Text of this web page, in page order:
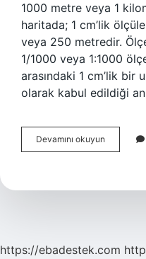
1000 metre veya 1
haritada; 1 cm’lik
veya 250 metredir.
1/1000 veya 1:1000
arasındaki 1 cm’lik bir
olarak kabul edildiği
Devamını okuyun
Nedir
https://ebadestek.com